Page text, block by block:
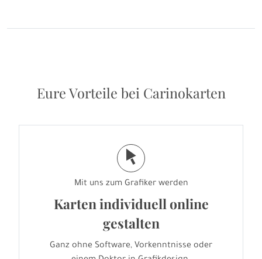
Eure Vorteile bei Carinokarten
j
Mit uns zum Grafiker werden
Karten individuell online
gestalten
Ganz ohne Software, Vorkenntnisse oder